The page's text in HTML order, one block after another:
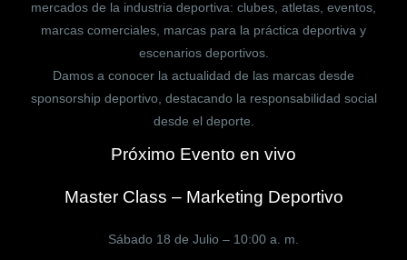
mercados de la industria deportiva: clubes, atletas, eventos,
marcas comerciales, marcas para la práctica deportiva y
escenarios deportivos.
Damos a conocer la actualidad de las marcas desde
sponsorship deportivo, destacando la responsabilidad social
desde el deporte.
Próximo Evento en vivo
Master Class – Marketing Deportivo
Sábado 18 de Julio – 10:00 a. m.